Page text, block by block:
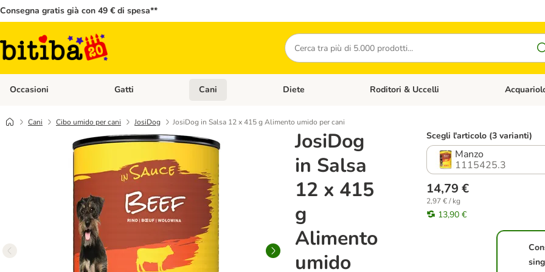
Consegna gratis già con 49 € di spesa**
Cerca
Occasioni Apri Menù Categoria: Occasioni
Gatti Apri Menù Categoria: Gatti
Cani Apri Menù Categoria: Cani
Diete Apri Menù Categoria: Diete
Roditori & Uccelli Apri Menù
Cani Cibo umido per cani JosiDog JosiDog in Salsa 12 x 415 g Alimento umido per cani
JosiDog
in Salsa
12 x 415
g
Alimento
umido
Scegli l'articolo (3 varianti)
Manzo
1115425.3
14,79 €
2,97 € / kg
13,90 €